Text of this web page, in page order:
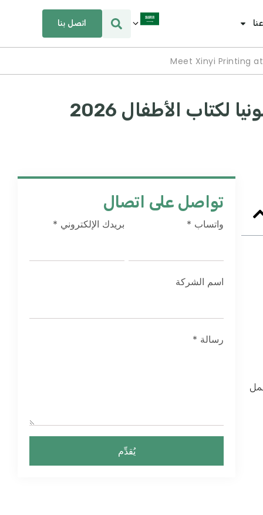
اتصل بنا
Meet Xinyi Printing
تواصل على اتصال
واتساب * بريدك الإلكتروني *
اسم الشركة
رسالة *
يُقدِّم